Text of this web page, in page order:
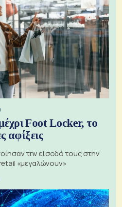
Foot Locker, το
αφίξεις
την είσοδό τους στην
«μεγαλώνουν»